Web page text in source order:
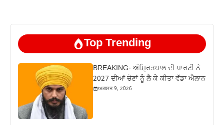
Top Trending
BREAKING- ਅੰਮ੍ਰਿਤਪਾਲ ਦੀ ਪਾਰਟੀ ਨੇ
2027 ਦੀਆਂ ਚੋਣਾਂ ਨੂੰ ਲੈ ਕੇ ਕੀਤਾ ਵੱਡਾ ਐਲਾਨ
ਅਗਸਤ 9, 2026